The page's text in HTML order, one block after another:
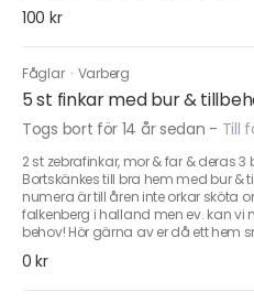
100 kr
Fåglar · Varberg
5 st finkar med bur &
Togs bort för 14 år sedan - Till
2 st zebrafinkar, mor & far & deras
Bortskänkes till bra hem med bur
numera är till åren inte orkar sköta
falkenberg i halland men ev. kan vi
behov! Hör gärna av er då ett hem
0 kr